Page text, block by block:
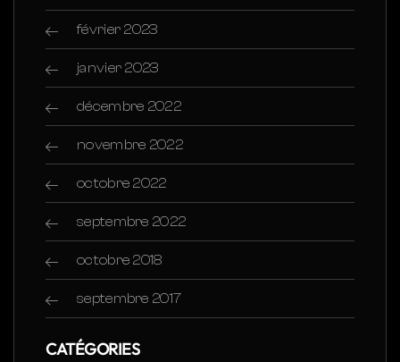
février 2023
janvier 2023
décembre 2022
novembre 2022
octobre 2022
septembre 2022
octobre 2018
septembre 2017
CATÉGORIES